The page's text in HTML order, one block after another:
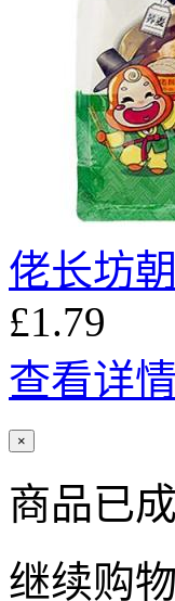
佬长坊
£1.79
查看详情
×
商品已
继续购物